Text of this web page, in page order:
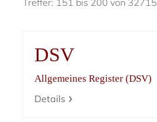
Treffer: 151 bis 200 von 32715
DSV
Allgemeines Register (DSV)
Details